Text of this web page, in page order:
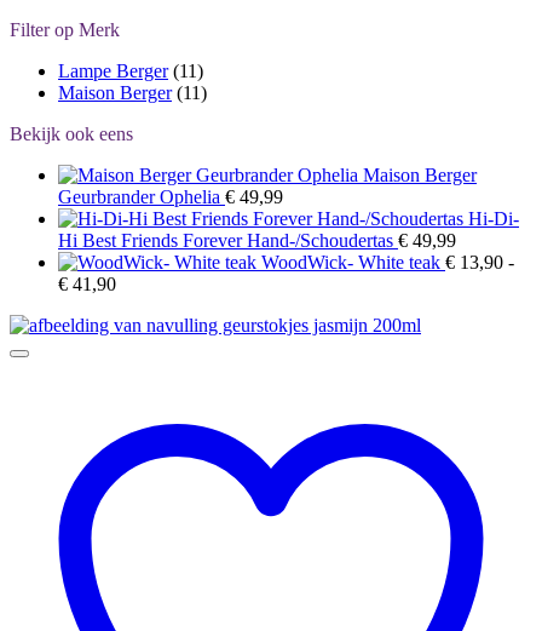
Filter op Merk
Lampe Berger (11)
Maison Berger (11)
Bekijk ook eens
Maison Berger
Geurbrander Ophelia € 49,99
Hi-Di-
Hi Best Friends Forever Hand-/Schoudertas € 49,99
WoodWick- White teak € 13,90 -
€ 41,90Prijsklasse:
tot